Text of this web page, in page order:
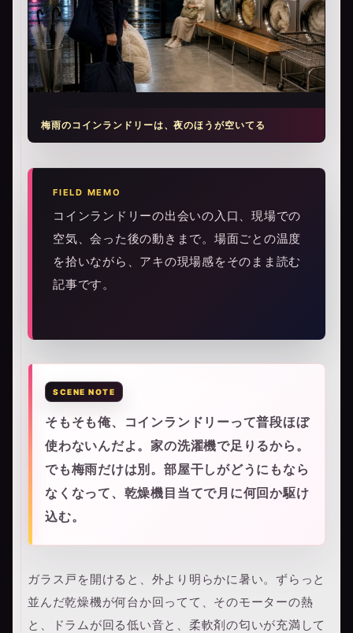
梅雨のコインランドリーは、夜のほうが空いてる
FIELD MEMO
コインランドリーの出会いの入口、現場での
空気、会った後の動きまで。場面ごとの温度
を拾いながら、アキの現場感をそのまま読む
記事です。
そもそも俺、コインランドリーって普段ほぼ
使わないんだよ。家の洗濯機で足りるから。
でも梅雨だけは別。部屋干しがどうにもなら
なくなって、乾燥機目当てで月に何回か駆け
込む。
ガラス戸を開けると、外より明らかに暑い。ずらっと
並んだ乾燥機が何台か回ってて、そのモーターの熱
と、ドラムが回る低い音と、柔軟剤の匂いが充満して